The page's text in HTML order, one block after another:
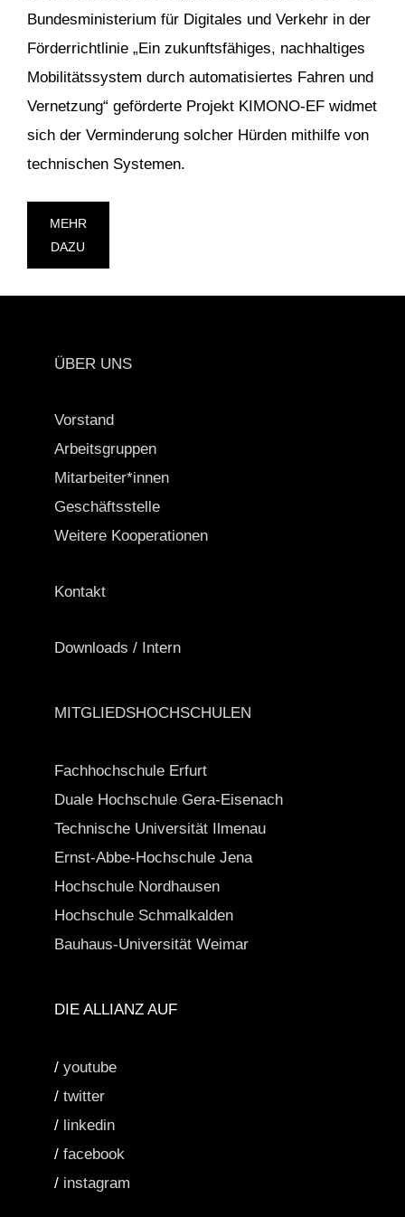
Bundesministerium für Digitales und Verkehr in der
Förderrichtlinie „Ein zukunftsfähiges, nachhaltiges
Mobilitätssystem durch automatisiertes Fahren und
Vernetzung“ geförderte Projekt KIMONO-EF widmet
sich der Verminderung solcher Hürden mithilfe von
technischen Systemen.
MEHR
DAZU
ÜBER UNS
Vorstand
Arbeitsgruppen
Mitarbeiter*innen
Geschäftsstelle
Weitere Kooperationen
Kontakt
Downloads / Intern
MITGLIEDSHOCHSCHULEN
Fachhochschule Erfurt
Duale Hochschule Gera-Eisenach
Technische Universität Ilmenau
Ernst-Abbe-Hochschule Jena
Hochschule Nordhausen
Hochschule Schmalkalden
Bauhaus-Universität Weimar
DIE ALLIANZ AUF
/ youtube
/ twitter
/ linkedin
/ facebook
/ instagram